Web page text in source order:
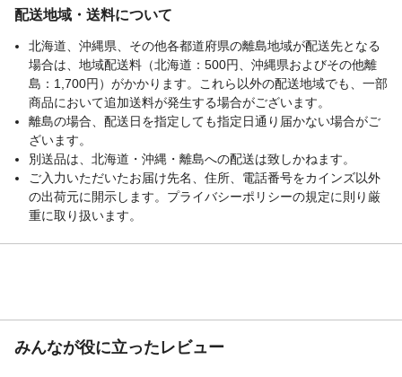
配送地域・送料について
北海道、沖縄県、その他各都道府県の離島地域が配送先となる
場合は、地域配送料（北海道：500円、沖縄県およびその他離
島：1,700円）がかかります。これら以外の配送地域でも、一部
商品において追加送料が発生する場合がございます。
離島の場合、配送日を指定しても指定日通り届かない場合がご
ざいます。
別送品は、北海道・沖縄・離島への配送は致しかねます。
ご入力いただいたお届け先名、住所、電話番号をカインズ以外
の出荷元に開示します。プライバシーポリシーの規定に則り厳
重に取り扱います。
みんなが役に立ったレビュー